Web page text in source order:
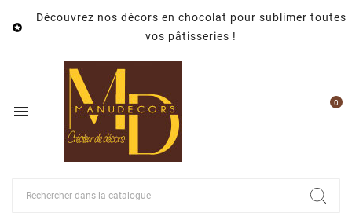

Découvrez nos décors en chocolat pour sublimer toutes
vos pâtisseries !
 0